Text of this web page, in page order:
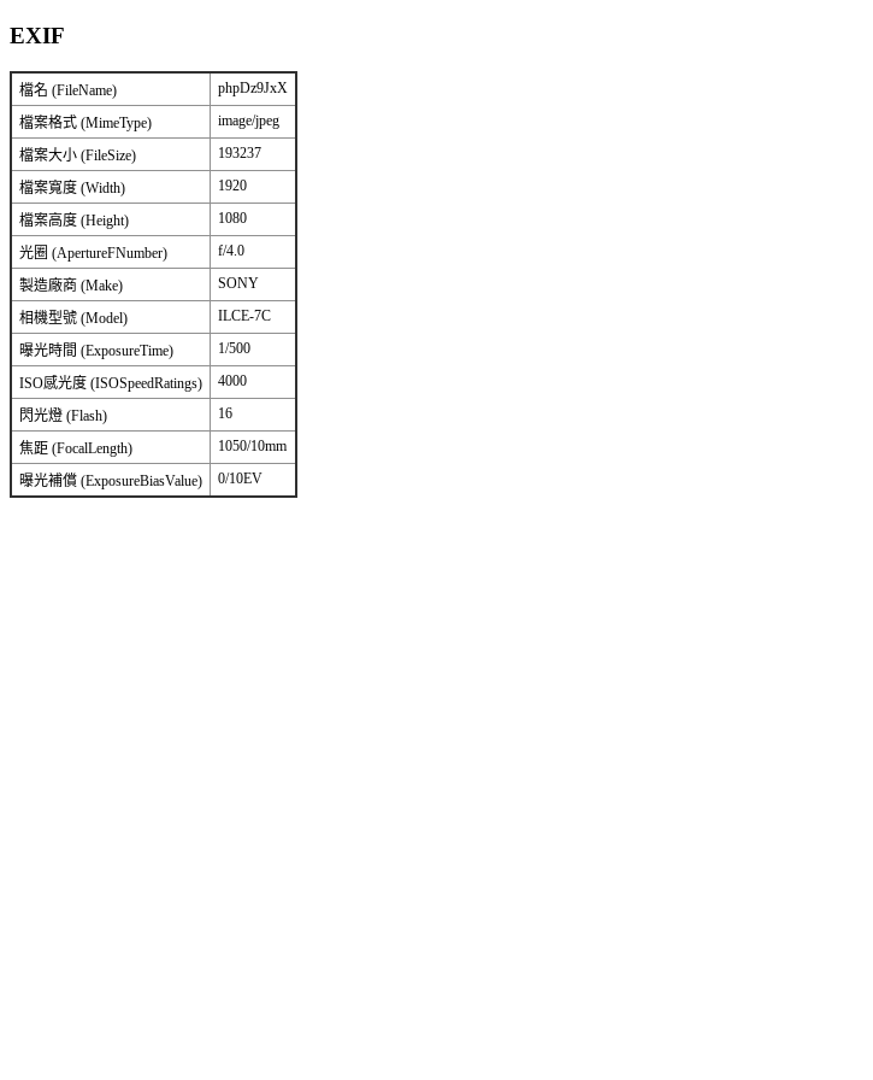
EXIF
檔名 (FileName) phpDz9JxX
檔案格式 (MimeType) image/jpeg
檔案大小 (FileSize) 193237
檔案寬度 (Width) 1920
檔案高度 (Height) 1080
光圈 (ApertureFNumber) f/4.0
製造廠商 (Make) SONY
相機型號 (Model) ILCE-7C
曝光時間 (ExposureTime) 1/500
ISO感光度 (ISOSpeedRatings) 4000
閃光燈 (Flash) 16
焦距 (FocalLength) 1050/10mm
曝光補償 (ExposureBiasValue) 0/10EV